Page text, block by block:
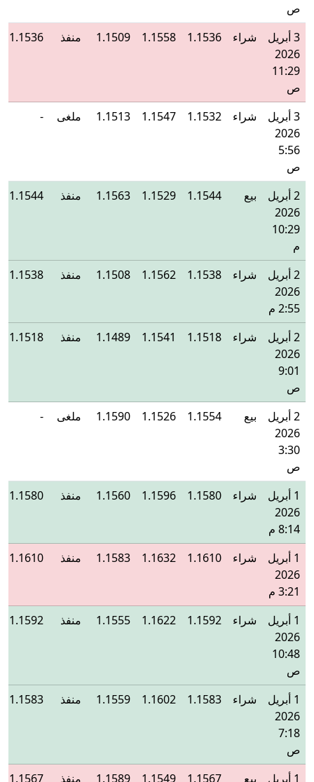
ص
3 أبريل
2026
11:29
ص
شراء 1.1536
1.1558
1.1509 منفذ 1.1536
3 أبريل
2026
5:56
ص
شراء 1.1532
1.1547
1.1513 ملغى -
2 أبريل
2026
10:29
م
بيع 1.1544
1.1529
1.1563 منفذ 1.1544
2 أبريل
2026
2:55 م
شراء 1.1538
1.1562
1.1508 منفذ 1.1538
2 أبريل
2026
9:01
ص
شراء 1.1518
1.1541
1.1489 منفذ 1.1518
2 أبريل
2026
3:30
ص
بيع 1.1554
1.1526
1.1590 ملغى -
1 أبريل
2026
8:14 م
شراء 1.1580
1.1596
1.1560 منفذ 1.1580
1 أبريل
2026
3:21 م
شراء 1.1610
1.1632
1.1583 منفذ 1.1610
1 أبريل
2026
10:48
ص
شراء 1.1592
1.1622
1.1555 منفذ 1.1592
1 أبريل
2026
7:18
ص
شراء 1.1583
1.1602
1.1559 منفذ 1.1583
1 أبريل بيع 1.1567
1.1549
1.1589 منفذ 1.1567